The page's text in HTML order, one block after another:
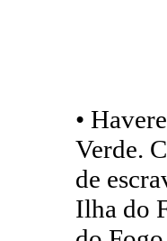
•
Verde.
de
Ilha do